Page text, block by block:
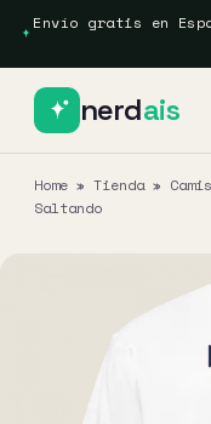
Envío gratis en
nerdais
Home » Tienda»
Saltando